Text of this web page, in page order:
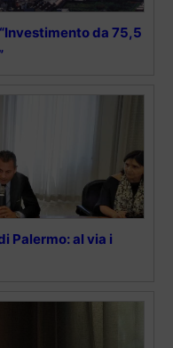
da 75,5
Palermo: al via i